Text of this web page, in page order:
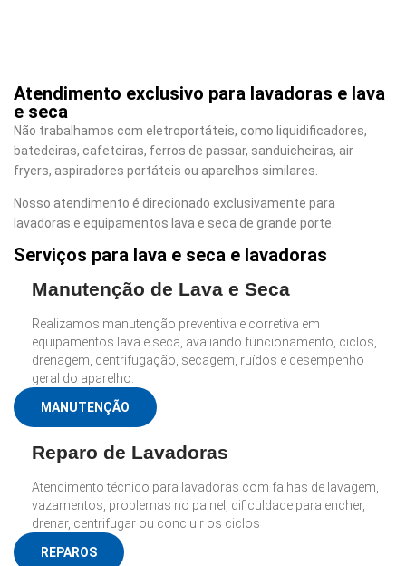
Atendimento exclusivo para lavadoras e lava
e seca
Não trabalhamos com eletroportáteis, como liquidificadores,
batedeiras, cafeteiras, ferros de passar, sanduicheiras, air
fryers, aspiradores portáteis ou aparelhos similares.
Nosso atendimento é direcionado exclusivamente para
lavadoras e equipamentos lava e seca de grande porte.
Serviços para lava e seca e lavadoras
Manutenção de Lava e Seca
Realizamos manutenção preventiva e corretiva em
equipamentos lava e seca, avaliando funcionamento, ciclos,
drenagem, centrifugação, secagem, ruídos e desempenho
geral do aparelho.
MANUTENÇÃO
Reparo de Lavadoras
Atendimento técnico para lavadoras com falhas de lavagem,
vazamentos, problemas no painel, dificuldade para encher,
drenar, centrifugar ou concluir os ciclos
REPAROS